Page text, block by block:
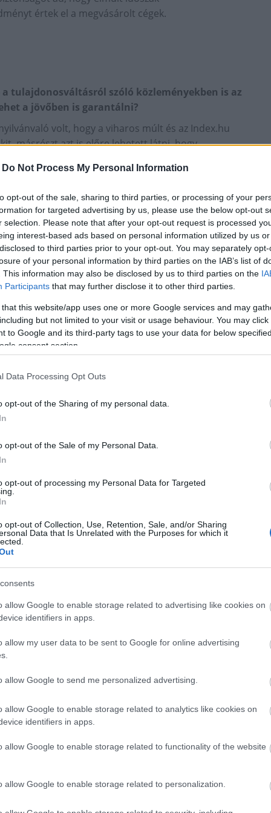
Do Not Process My Personal Information
opt-out of the sale, sharing to third parties, or processing of your
for targeted advertising by us, please use the below opt-out
selection. Please note that after your opt-out request is processed
interest-based ads based on personal information utilized by us
to third parties prior to your opt-out. You may separately
of your personal information by third parties on the IAB’s list of
This information may also be disclosed by us to third parties on the
Participants that may further disclose it to other third parties.
that this website/app uses one or more Google services and may
but not limited to your visit or usage behaviour. You may
to Google and its third-party tags to use your data for below
consent section.
Data Processing Opt Outs
opt-out of the Sharing of my personal data.
opt-out of the Sale of my Personal Data.
opt-out of processing my Personal Data for Targeted
opt-out of Collection, Use, Retention, Sale, and/or Sharing
Data that Is Unrelated with the Purposes for which it
allow Google to enable storage related to advertising like cookies on
identifiers in apps.
allow my user data to be sent to Google for online advertising
allow Google to send me personalized advertising.
allow Google to enable storage related to analytics like cookies on
identifiers in apps.
allow Google to enable storage related to functionality of the website
allow Google to enable storage related to personalization.
értek el a megvásárolt cégek.
tulajdonosváltásról szóló közleményekben is az
a jövőben is garantálni?
volt, hogy a viharos múlt és az Index.hu
másrészt azt is előre lehetett látni, hogy
velünk.
az garantálja, hogy semmilyen jogunk nem
tartalmába bármilyen módon is beleavatkozzunk.
a hirdetési árbevétel felét hozza a CEMP SH Kft.-
hogy biztosítva legyen a legnagyobb
és kifejezetten színvonalas Index.hu-ra
sikerének is a garanciája.
NP Nanga Parbat 17 Zrt. részvényeinek
Fejlődésért Alapítvány (MFA) az Index.hu
meg a Pro-Ráta Holdingtól. Az MFA kinek és
és az átvilágítás során úgy láttuk, hogy itt van
a CEMP-X Online sikeres legyen. Emiatt kellett
- a CEMP-X Online értékéhez képest - nem
muszáj volt kezelni, ha meg akarjuk szerezni
hálózatát.
Kft. marad a jövőben az Index.hu kizárólagos
kizárjuk a kockázatokat. És ahogyan Gábor is
helyzetére nem szereztünk befolyást, a
területről a Winterthur Pénztárszolgáltató Zrt.-nél
értékesítési igazgatói pozícióját követően igazolt
a kiadó értékesítési igazgatója, azt követően 2017.
a Central European Media & Publishing (CEMP)
értékesítési egységének a CEMP Sales House-nak (SH) a
Media, és az Origo közös leányvállalatának, a
melynek működését a CEMP SH oldaláról jelenleg is
szeptemberéig elnökségi tagja, másfél évig szervezet
Közönségmérési Tanácsnak (dkt.hu) 2013-as
a garancia, hogy megmarad az Index.hu
ő személye.
a hír Oltyán József KDNP-s háttere,
ezekhez?
a KDNP-ben betöltött szerepem